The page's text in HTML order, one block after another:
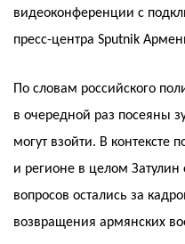
видеоконференции с
пресс-центра Sputnik
По словам российского
в очередной раз посеяны
могут взойти. В контексте
и регионе в целом
вопросов остались за
возвращения армянских